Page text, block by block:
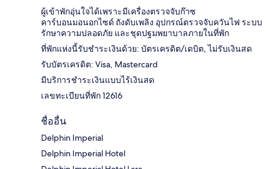
ผู้เข้าพักอุ่นใจได้เพราะมีเครื่องตรวจจับก๊าซ
คาร์บอนมอนอกไซด์ ถังดับเพลิง อุปกรณ์ตรวจจับควันไฟ ระบบ
รักษาความปลอดภัย และชุดปฐมพยาบาลภายในที่พัก
ที่พักแห่งนี้รับชำระเงินด้วย: บัตรเครดิต/เดบิต, ไม่รับเงินสด
รับบัตรเครดิต: Visa, Mastercard
มีบริการชำระเงินแบบไร้เงินสด
เลขทะเบียนที่พัก 12616
ชื่ออื่น
Delphin Imperial
Delphin Imperial Hotel